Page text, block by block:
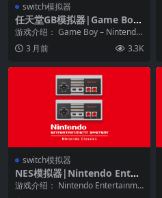
switch模拟器
任天堂GB模拟器|Game Boy
– Nintendo Classics中文
游戏介绍： Game Boy – Nintendo
Classics是任天堂为 ...
3 月前 3.3K
switch模拟器
NES模拟器|Nintendo Enter
tainment System
游戏介绍： Nintendo Entertainme
nt System（NES）...